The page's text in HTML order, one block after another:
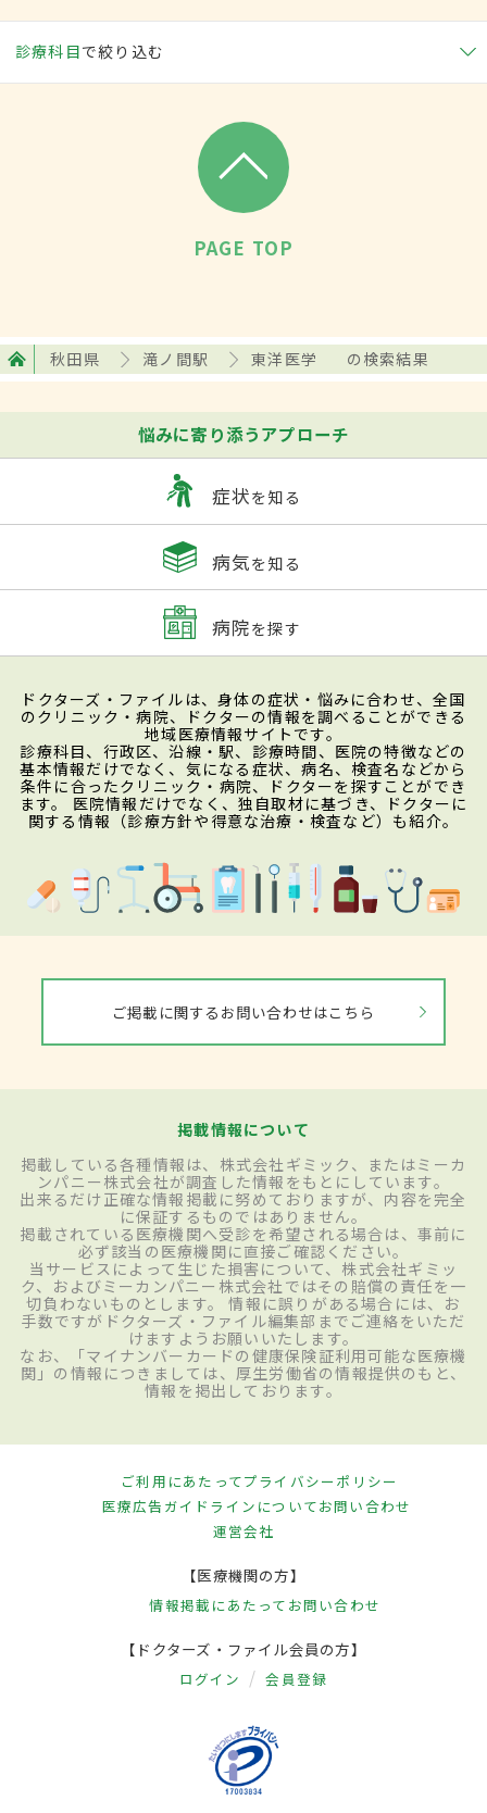
診療科目で絞り込む
PAGE TOP
秋田県 滝ノ間駅 東洋医学 の検索結果
悩みに寄り添うアプローチ
症状を知る
病気を知る
病院を探す
ドクターズ・ファイルは、身体の症状・悩みに合わせ、全国
のクリニック・病院、ドクターの情報を調べることができる
地域医療情報サイトです。
診療科目、行政区、沿線・駅、診療時間、医院の特徴などの
基本情報だけでなく、気になる症状、病名、検査名などから
条件に合ったクリニック・病院、ドクターを探すことができ
ます。 医院情報だけでなく、独自取材に基づき、ドクターに
関する情報（診療方針や得意な治療・検査など）も紹介。
ご掲載に関するお問い合わせはこちら
掲載情報について
掲載している各種情報は、株式会社ギミック、またはミーカ
ンパニー株式会社が調査した情報をもとにしています。
出来るだけ正確な情報掲載に努めておりますが、内容を完全
に保証するものではありません。
掲載されている医療機関へ受診を希望される場合は、事前に
必ず該当の医療機関に直接ご確認ください。
当サービスによって生じた損害について、株式会社ギミッ
ク、およびミーカンパニー株式会社ではその賠償の責任を一
切負わないものとします。 情報に誤りがある場合には、お
手数ですがドクターズ・ファイル編集部までご連絡をいただ
けますようお願いいたします。
なお、「マイナンバーカードの健康保険証利用可能な医療機
関」の情報につきましては、厚生労働省の情報提供のもと、
情報を掲出しております。
ご利用にあたってプライバシーポリシー
医療広告ガイドラインについてお問い合わせ
運営会社
【医療機関の方】
情報掲載にあたって お問い合わせ
【ドクターズ・ファイル会員の方】
ログイン 会員登録